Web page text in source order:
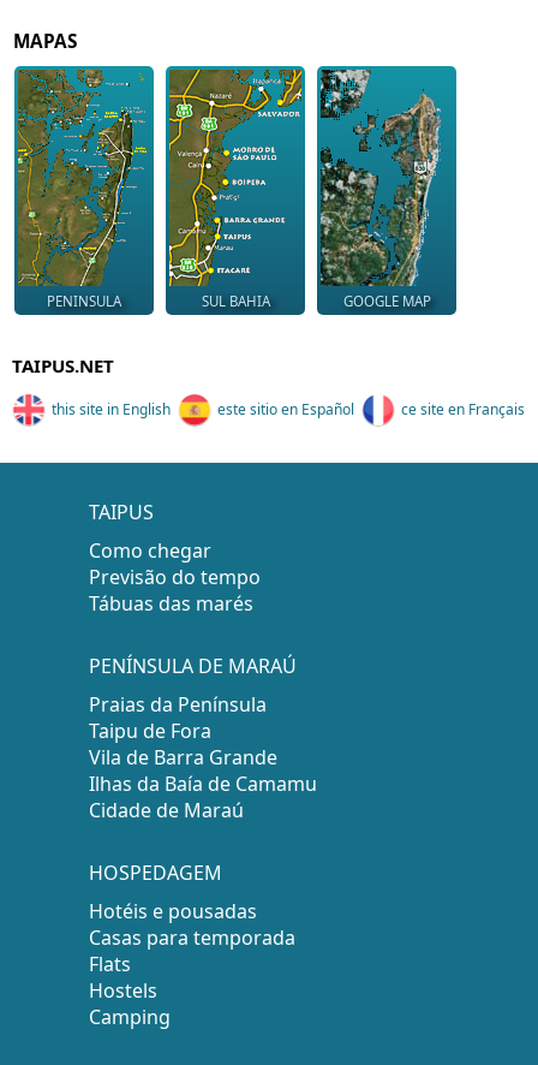
MAPAS
PENINSULA SUL BAHIA GOOGLE MAP
TAIPUS.NET
this site in English este sitio en Español ce site en Français
TAIPUS
Como chegar
Previsão do tempo
Tábuas das marés
PENÍNSULA DE MARAÚ
Praias da Península
Taipu de Fora
Vila de Barra Grande
Ilhas da Baía de Camamu
Cidade de Maraú
HOSPEDAGEM
Hotéis e pousadas
Casas para temporada
Flats
Hostels
Camping